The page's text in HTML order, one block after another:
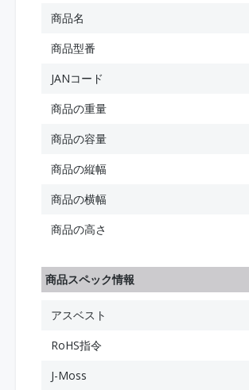
商品名
商品型番
JANコード
商品の重量
商品の容量
商品の縦幅
商品の横幅
商品の高さ
商品スペック情報
アスベスト
RoHS指令
J-Moss